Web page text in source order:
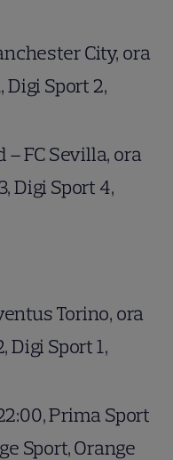
City, ora
Digi Sport 2,
FC Sevilla, ora
Digi Sport 4,
Torino, ora
Digi Sport 1,
Prima Sport
Sport, Orange